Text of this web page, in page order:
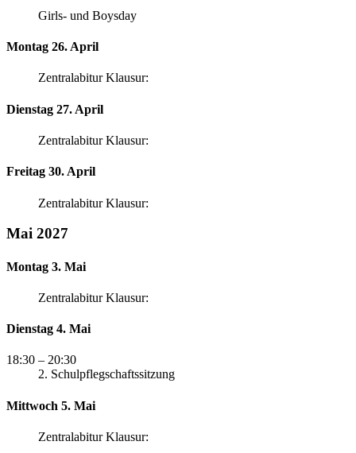
Girls- und Boysday
Montag 26. April
Zentralabitur Klausur:
Dienstag 27. April
Zentralabitur Klausur:
Freitag 30. April
Zentralabitur Klausur:
Mai 2027
Montag 3. Mai
Zentralabitur Klausur:
Dienstag 4. Mai
18:30 – 20:30
2. Schulpflegschaftssitzung
Mittwoch 5. Mai
Zentralabitur Klausur: